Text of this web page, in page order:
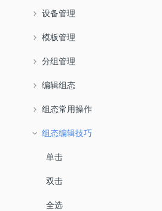
设备管理
模板管理
分组管理
编辑组态
组态常用操作
组态编辑技巧
单击
双击
全选